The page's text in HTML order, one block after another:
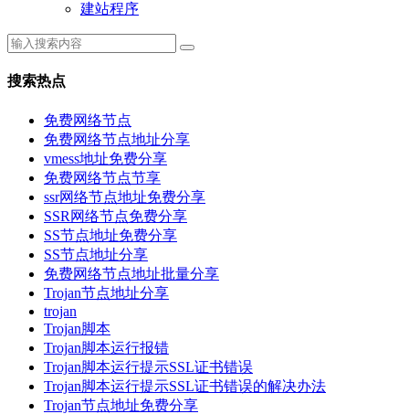
建站程序
搜索热点
免费网络节点
免费网络节点地址分享
vmess地址免费分享
免费网络节点节享
ssr网络节点地址免费分享
SSR网络节点免费分享
SS节点地址免费分享
SS节点地址分享
免费网络节点地址批量分享
Trojan节点地址分享
trojan
Trojan脚本
Trojan脚本运行报错
Trojan脚本运行提示SSL证书错误
Trojan脚本运行提示SSL证书错误的解决办法
Trojan节点地址免费分享